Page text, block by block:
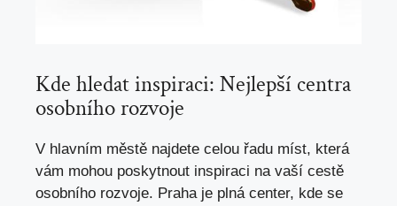
Kde hledat inspiraci: Nejlepší centra
osobního rozvoje
V hlavním městě najdete celou řadu míst, která
vám mohou poskytnout inspiraci na vaší cestě
osobního rozvoje. Praha je plná center, kde se